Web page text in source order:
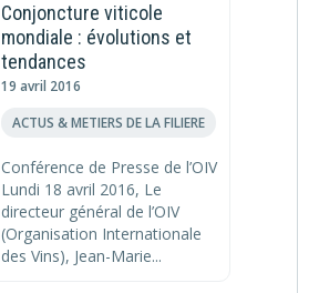
Conjoncture viticole
mondiale : évolutions et
tendances
19 avril 2016
ACTUS & METIERS DE LA FILIERE
Conférence de Presse de l’OIV
Lundi 18 avril 2016, Le
directeur général de l’OIV
(Organisation Internationale
des Vins), Jean-Marie...